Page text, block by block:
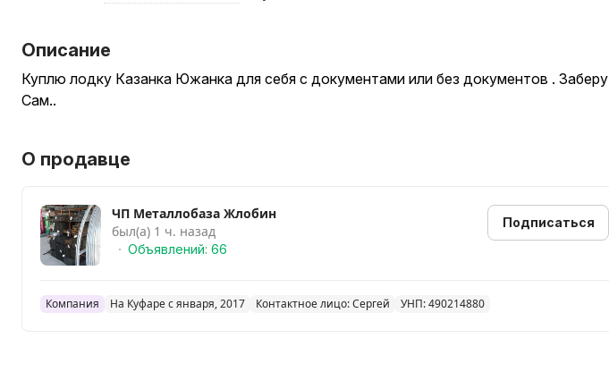
Описание
Куплю лодку Казанка Южанка для себя с документами или без документов . Заберу
Сам..
О продавце
ЧП Металлобаза Жлобин
был(а) 1 ч. назад
Объявлений: 66
Подписаться
Компания На Куфаре с января, 2017 Контактное лицо: Сергей УНП: 490214880